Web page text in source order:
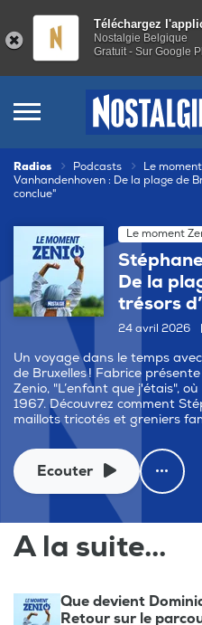
Téléchargez
Nostalgie Belgique
Gratuit - Sur Google
Radios Podcasts Le
Vanhandenhoven : De la plage de
conclue"
Le moment
De la
trésors
24 avril 2026
Un voyage dans le temps
de Bruxelles ! Fabrice
Zenio, "L’enfant que j'étais",
1967. Découvrez comment
maillots tricotés et greniers
Ecouter
A la suite...
Que devient
Retour sur le